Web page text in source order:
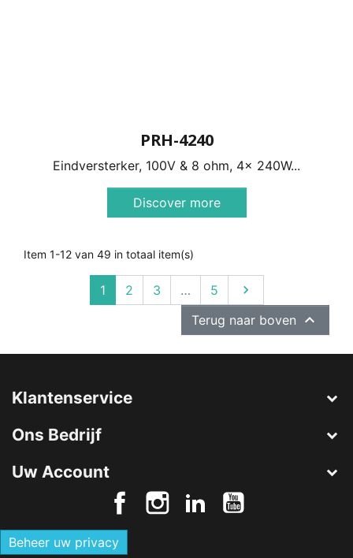
PRH-4240
Eindversterker, 100V & 8 ohm, 4x 240W...
Discover more
Item 1-12 van 49 in totaal item(s)
1 2 3 … 5 Volgende

Terug naar boven 
Klantenservice
Ons Bedrijf
Uw Account
Beheer uw privacy